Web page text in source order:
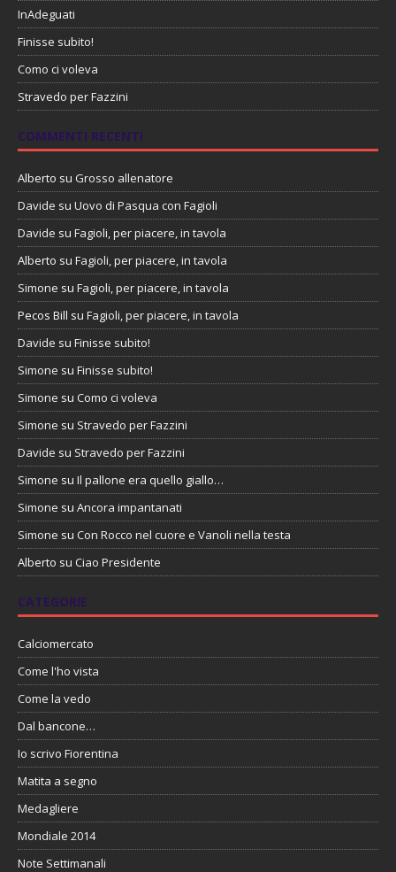
InAdeguati
Finisse subito!
Como ci voleva
Stravedo per Fazzini
COMMENTI RECENTI
Alberto su Grosso allenatore
Davide su Uovo di Pasqua con Fagioli
Davide su Fagioli, per piacere, in tavola
Alberto su Fagioli, per piacere, in tavola
Simone su Fagioli, per piacere, in tavola
Pecos Bill su Fagioli, per piacere, in tavola
Davide su Finisse subito!
Simone su Finisse subito!
Simone su Como ci voleva
Simone su Stravedo per Fazzini
Davide su Stravedo per Fazzini
Simone su Il pallone era quello giallo…
Simone su Ancora impantanati
Simone su Con Rocco nel cuore e Vanoli nella testa
Alberto su Ciao Presidente
CATEGORIE
Calciomercato
Come l'ho vista
Come la vedo
Dal bancone…
Io scrivo Fiorentina
Matita a segno
Medagliere
Mondiale 2014
Note Settimanali